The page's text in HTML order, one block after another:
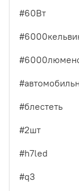
#60Вт
#блестеть
#2шт
#h7led
#q3